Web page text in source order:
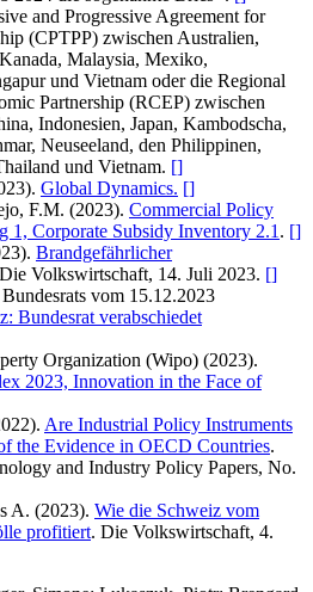
and Progressive Agreement for
(CPTPP) zwischen Australien,
Malaysia, Mexiko,
und Vietnam oder die Regional
Partnership (RCEP) zwischen
Indonesien, Japan, Kambodscha,
Neuseeland, den Philippinen,
und Vietnam. []
Global Dynamics. []
F.M. (2023). Commercial Policy
1, Corporate Subsidy Inventory 2.1 . []
Brandgefährlicher
Volkswirtschaft, 14. Juli 2023. []
vom 15.12.2023
Bundesrat verabschiedet
Organization (Wipo) (2023).
2023, Innovation in the Face of
Are Industrial Policy Instruments
the Evidence in OECD Countries.
and Industry Policy Papers, No.
A. (2023). Wie die Schweiz vom
profitiert. Die Volkswirtschaft, 4.